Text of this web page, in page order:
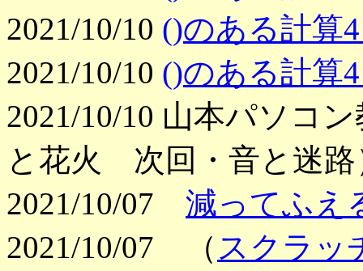
2021/10/10 ()のある計算
2021/10/10 ()のある計算
2021/10/10 山本パソコ
と花火 次回・音と迷路
2021/10/07 減ってふえ
2021/10/07 （ スクラ